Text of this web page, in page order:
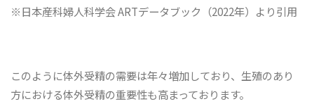
※日本産科婦人科学会 ARTデータブック（2022年）より引用
このように体外受精の需要は年々増加しており、生殖のあり
方における体外受精の重要性も高まっております。